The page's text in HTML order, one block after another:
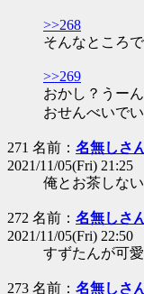
>>268
そんなところ
>>269
おかし？うー
おせんべいで
271 名前： 名無しさ
2021/11/05(Fri) 21:25
俺とお茶しな
272 名前： 名無しさ
2021/11/05(Fri) 22:50
すずたんが可
273 名前： 名無しさ